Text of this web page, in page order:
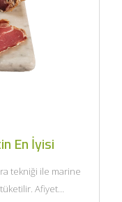
En İyisi
tekniği ile marine
Afiyet